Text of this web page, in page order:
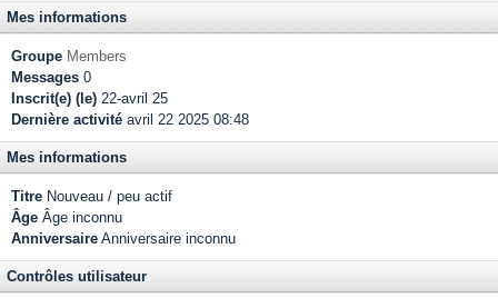
Mes informations
Groupe Members
Messages 0
Inscrit(e) (le) 22-avril 25
Dernière activité avril 22 2025 08:48
Mes informations
Titre Nouveau / peu actif
Âge Âge inconnu
Anniversaire Anniversaire inconnu
Contrôles utilisateur